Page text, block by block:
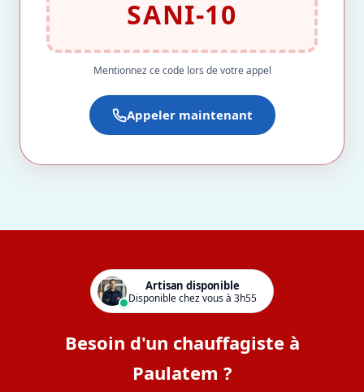
SANI-10
Mentionnez ce code lors de votre appel
Appeler maintenant
Artisan disponible
Disponible chez vous à 3h55
Besoin d'un chauffagiste à
Paulatem ?